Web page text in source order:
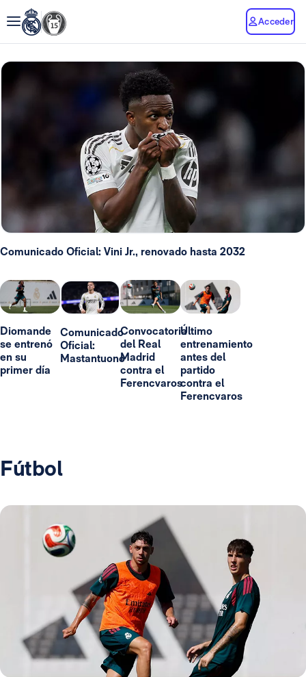
Acceder
Comunicado Oficial: Vini Jr., renovado hasta 2032
Diomande
se entrenó
en su
primer día
Comunicado
Oficial:
Mastantuono
Convocatoria
del Real
Madrid
contra el
Ferencvaros
Último
entrenamiento
antes del
partido
contra el
Ferencvaros
Fútbol